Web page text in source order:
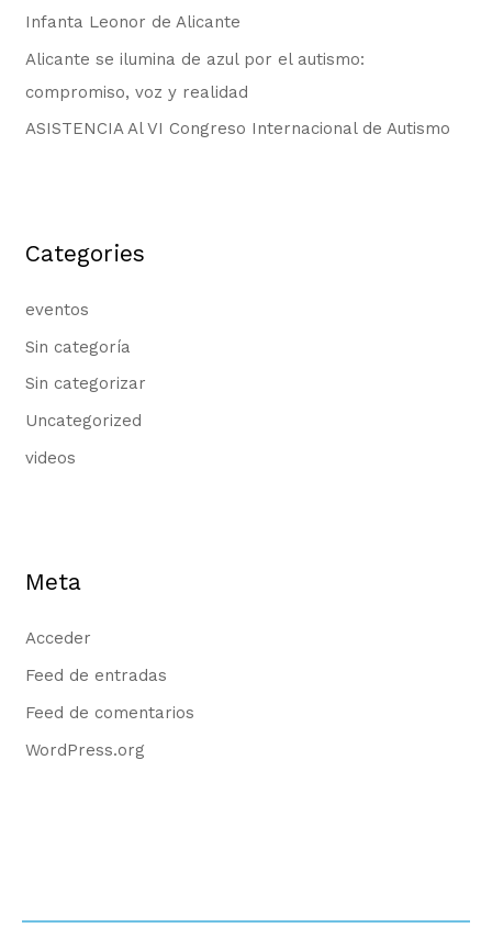
Infanta Leonor de Alicante
Alicante se ilumina de azul por el autismo:
compromiso, voz y realidad
ASISTENCIA Al VI Congreso Internacional de Autismo
Categories
eventos
Sin categoría
Sin categorizar
Uncategorized
videos
Meta
Acceder
Feed de entradas
Feed de comentarios
WordPress.org